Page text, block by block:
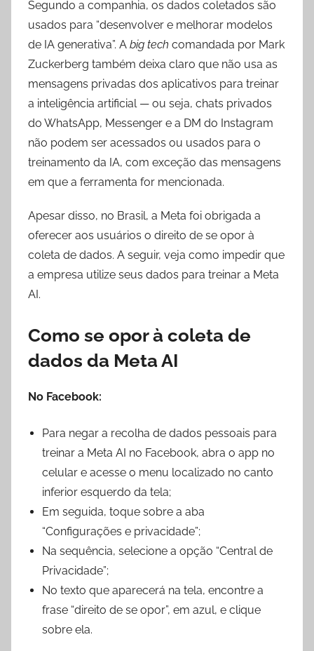
Segundo a companhia, os dados coletados são
usados para “desenvolver e melhorar modelos
de IA generativa”. A big tech comandada por Mark
Zuckerberg também deixa claro que não usa as
mensagens privadas dos aplicativos para treinar
a inteligência artificial — ou seja, chats privados
do WhatsApp, Messenger e a DM do Instagram
não podem ser acessados ou usados para o
treinamento da IA, com exceção das mensagens
em que a ferramenta for mencionada.
Apesar disso, no Brasil, a Meta foi obrigada a
oferecer aos usuários o direito de se opor à
coleta de dados. A seguir, veja como impedir que
a empresa utilize seus dados para treinar a Meta
AI.
Como se opor à coleta de
dados da Meta AI
No Facebook:
Para negar a recolha de dados pessoais para
treinar a Meta AI no Facebook, abra o app no
celular e acesse o menu localizado no canto
inferior esquerdo da tela;
Em seguida, toque sobre a aba
“Configurações e privacidade”;
Na sequência, selecione a opção “Central de
Privacidade”;
No texto que aparecerá na tela, encontre a
frase “direito de se opor”, em azul, e clique
sobre ela.